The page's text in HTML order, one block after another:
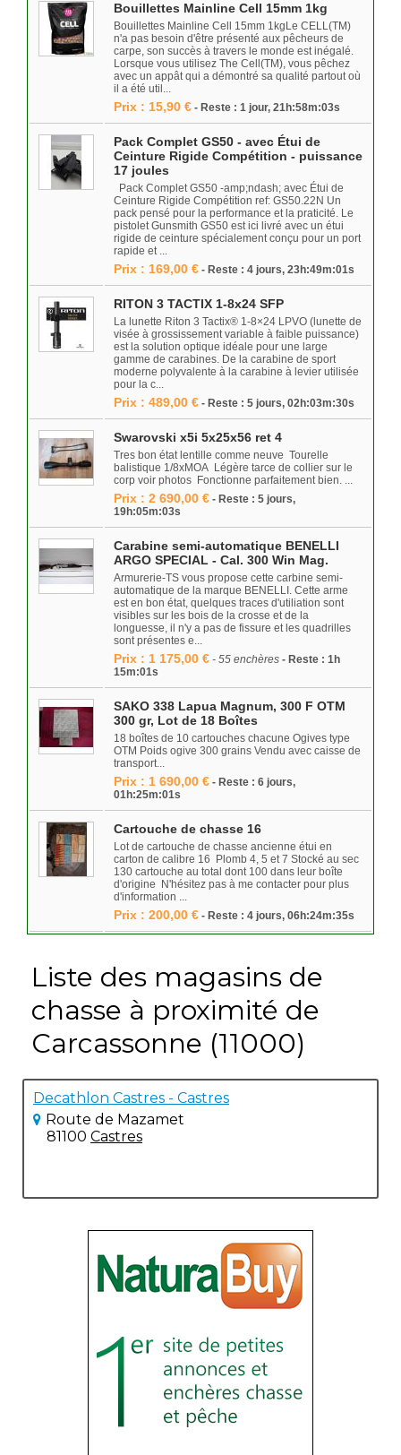
Bouillettes Mainline Cell 15mm 1kg
Bouillettes Mainline Cell 15mm 1kgLe CELL(TM)
n'a pas besoin d'être présenté aux pêcheurs de
carpe, son succès à travers le monde est inégalé.
Lorsque vous utilisez The Cell(TM), vous pêchez
avec un appât qui a démontré sa qualité partout où
il a été util...
Prix : 15,90 € - Reste : 1 jour, 21h:58m:03s
Pack Complet GS50 - avec Étui de
Ceinture Rigide Compétition - puissance
17 joules
Pack Complet GS50 -amp;ndash; avec Étui de
Ceinture Rigide Compétition ref: GS50.22N Un
pack pensé pour la performance et la praticité. Le
pistolet Gunsmith GS50 est ici livré avec un étui
rigide de ceinture spécialement conçu pour un port
rapide et ...
Prix : 169,00 € - Reste : 4 jours, 23h:49m:01s
RITON 3 TACTIX 1-8x24 SFP
La lunette Riton 3 Tactix® 1-8×24 LPVO (lunette de
visée à grossissement variable à faible puissance)
est la solution optique idéale pour une large
gamme de carabines. De la carabine de sport
moderne polyvalente à la carabine à levier utilisée
pour la c...
Prix : 489,00 € - Reste : 5 jours, 02h:03m:30s
Swarovski x5i 5x25x56 ret 4
Tres bon état lentille comme neuve Tourelle
balistique 1/8xMOA Légère tarce de collier sur le
corp voir photos Fonctionne parfaitement bien. ...
Prix : 2 690,00 € - Reste : 5 jours,
19h:05m:03s
Carabine semi-automatique BENELLI
ARGO SPECIAL - Cal. 300 Win Mag.
Armurerie-TS vous propose cette carbine semi-
automatique de la marque BENELLI. Cette arme
est en bon état, quelques traces d'utiliation sont
visibles sur les bois de la crosse et de la
longuesse, il n'y a pas de fissure et les quadrilles
sont présentes e...
Prix : 1 175,00 € - 55 enchères - Reste : 1h
15m:01s
SAKO 338 Lapua Magnum, 300 F OTM
300 gr, Lot de 18 Boîtes
18 boîtes de 10 cartouches chacune Ogives type
OTM Poids ogive 300 grains Vendu avec caisse de
transport...
Prix : 1 690,00 € - Reste : 6 jours,
01h:25m:01s
Cartouche de chasse 16
Lot de cartouche de chasse ancienne étui en
carton de calibre 16 Plomb 4, 5 et 7 Stocké au sec
130 cartouche au total dont 100 dans leur boîte
d'origine N'hésitez pas à me contacter pour plus
d'information ...
Prix : 200,00 € - Reste : 4 jours, 06h:24m:35s
Liste des magasins de
chasse à proximité de
Carcassonne (11000)
Decathlon Castres - Castres
Route de Mazamet
81100 Castres